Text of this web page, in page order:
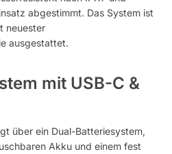
abgestimmt. Das System ist
neuester
ausgestattet.
mit USB-C &
über ein Dual-Batteriesystem,
Akku und einem fest